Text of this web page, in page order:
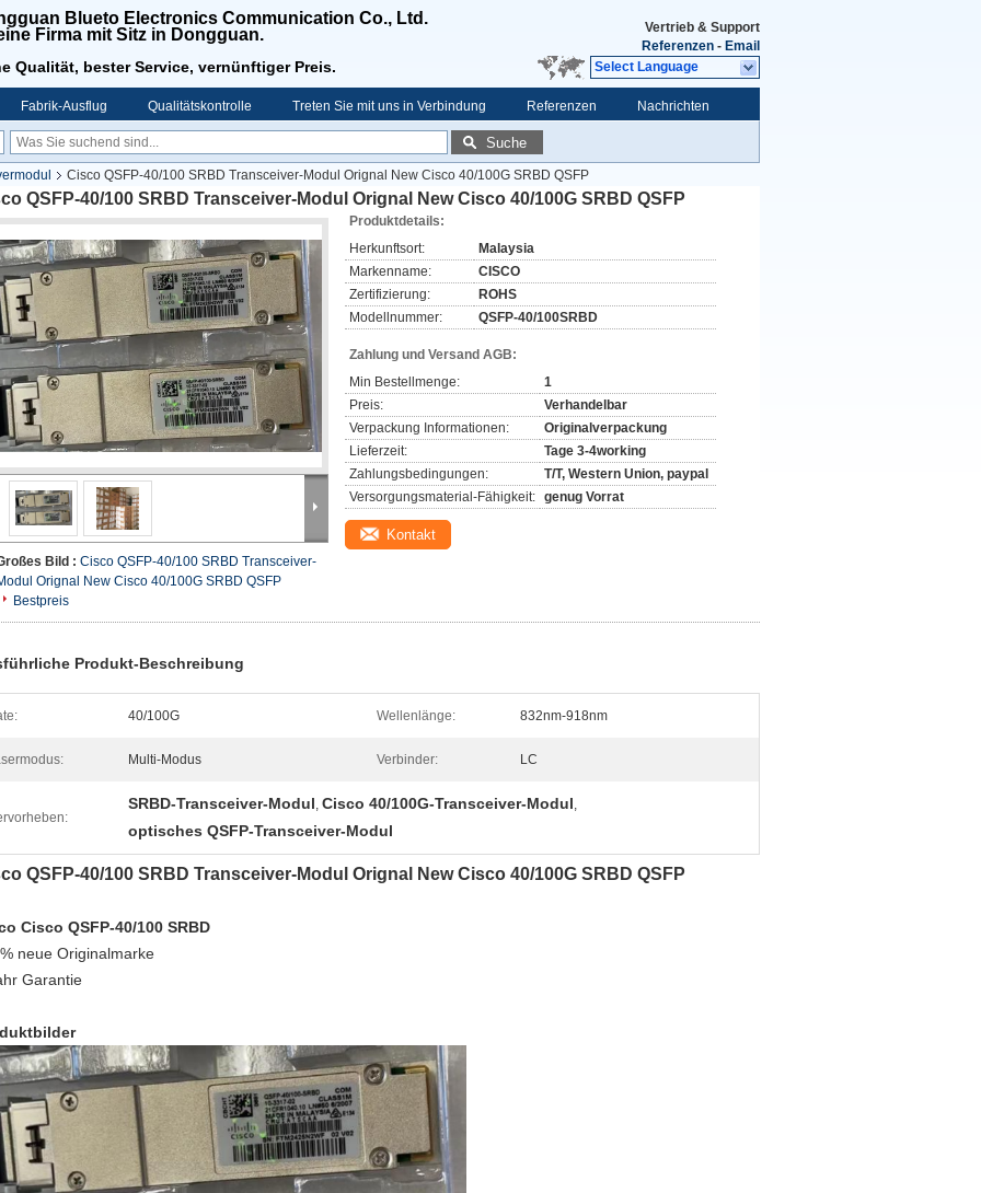
Blueto Electronics Communication Co., Ltd.
Firma mit Sitz in Dongguan.
Qualität, bester Service, vernünftiger Preis.
Vertrieb & Support
Referenzen - Email
Select Language
Fabrik-Ausflug Qualitätskontrolle Treten Sie mit uns in Verbindung Referenzen Nachrichten
Suche
Cisco QSFP-40/100 SRBD Transceiver-Modul Orignal New Cisco 40/100G SRBD QSFP
QSFP-40/100 SRBD Transceiver-Modul Orignal New Cisco 40/100G SRBD QSFP
Bild : Cisco QSFP-40/100 SRBD Transceiver-
Orignal New Cisco 40/100G SRBD QSFP
Bestpreis
Produktdetails:
Herkunftsort:
Malaysia
Markenname:
CISCO
Zertifizierung:
ROHS
Modellnummer:
QSFP-40/100SRBD
Zahlung und Versand AGB:
Min Bestellmenge:
1
Preis:
Verhandelbar
Verpackung Informationen:
Originalverpackung
Lieferzeit:
Tage 3-4working
Zahlungsbedingungen:
T/T, Western Union, paypal
Versorgungsmaterial-Fähigkeit: genug Vorrat
Kontakt
Produkt-Beschreibung
40/100G Wellenlänge: 832nm-918nm
Multi-Modus Verbinder: LC
SRBD-Transceiver-Modul, Cisco 40/100G-Transceiver-Modul,
optisches QSFP-Transceiver-Modul
QSFP-40/100 SRBD Transceiver-Modul Orignal New Cisco 40/100G SRBD QSFP
Cisco QSFP-40/100 SRBD
neue Originalmarke
Garantie